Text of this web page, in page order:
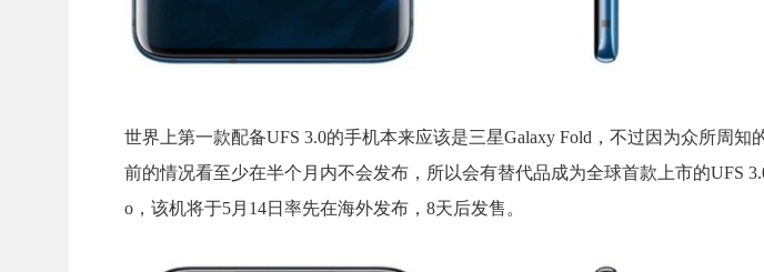
世界上第一款配备UFS 3.0的手机本来应该是三星Galaxy Fold，不过因为众所周
前的情况看至少在半个月内不会发布，所以会有替代品成为全球首款上市的UFS
o，该机将于5月14日率先在海外发布，8天后发售。